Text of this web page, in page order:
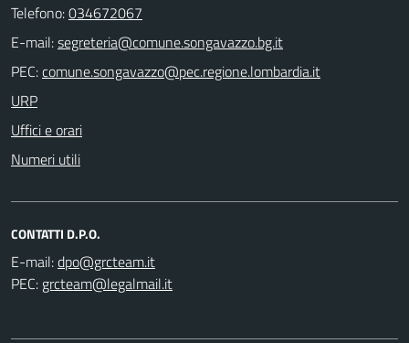
Telefono:034672067
E-mail:
PEC:
URP
Uffici e orari
Numeri utili
CONTATTI D.P.O.
E-mail:
PEC: